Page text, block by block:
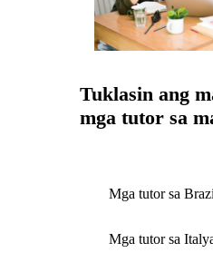
Tuklasin ang
mga tutor sa
Mga tutor sa
Mga tutor sa